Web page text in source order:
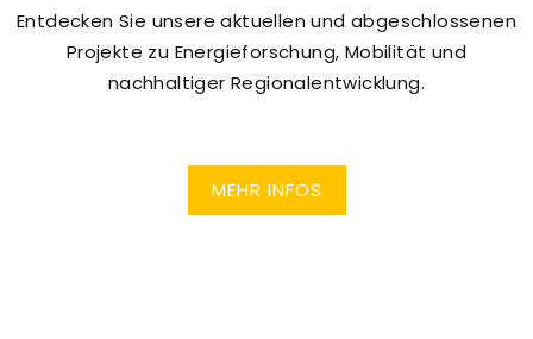
Entdecken Sie unsere aktuellen und abgeschlossenen
Projekte zu Energieforschung, Mobilität und
nachhaltiger Regionalentwicklung.
MEHR INFOS